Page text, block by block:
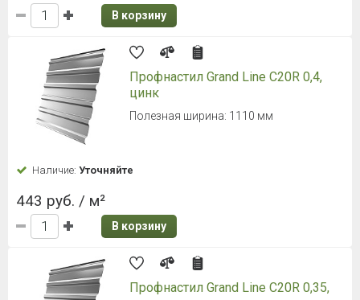
В корзину
Профнастил Grand Line С20R 0,4,
цинк
Полезная ширина: 1110 мм
Наличие: Уточняйте
443 руб. / м²
В корзину
Профнастил Grand Line С20R 0,35,